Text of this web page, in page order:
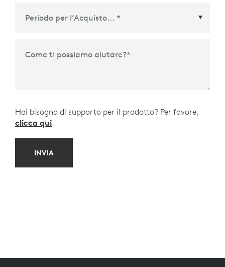
Come ti possiamo aiutare?*
Hai bisogno di supporto per il prodotto? Per favore,
clicca qui.
INVIA